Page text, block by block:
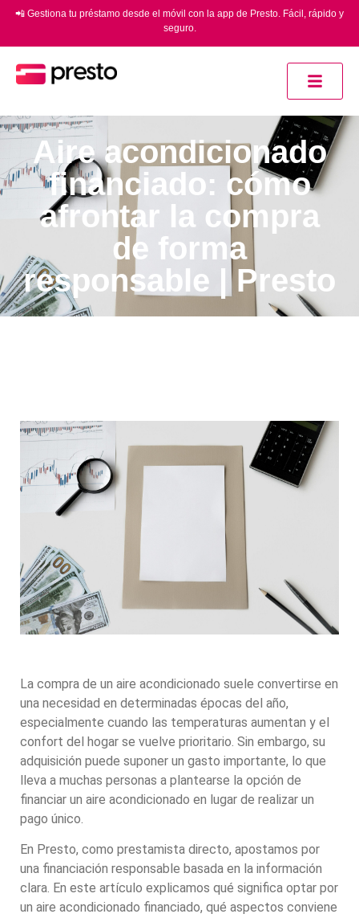
📲 Gestiona tu préstamo desde el móvil con la app de Presto. Fácil, rápido y
seguro.
Aire acondicionado
financiado: cómo
afrontar la compra
de forma
responsable | Presto
La compra de un aire acondicionado suele convertirse en
una necesidad en determinadas épocas del año,
especialmente cuando las temperaturas aumentan y el
confort del hogar se vuelve prioritario. Sin embargo, su
adquisición puede suponer un gasto importante, lo que
lleva a muchas personas a plantearse la opción de
financiar un aire acondicionado en lugar de realizar un
pago único.
En Presto, como prestamista directo, apostamos por
una financiación responsable basada en la información
clara. En este artículo explicamos qué significa optar por
un aire acondicionado financiado, qué aspectos conviene